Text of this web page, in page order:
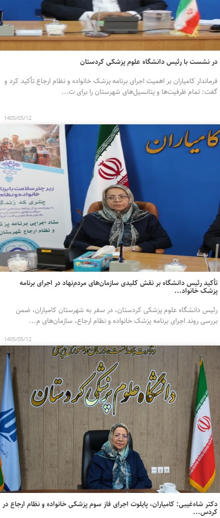
در نشست با رئیس دانشگاه علوم پزشکی کردستان
فرماندار کامیاران بر اهمیت اجرای برنامه پزشک خانواده و نظام ارجاع تأکید کرد و
گفت: تمام ظرفیت‌ها و پتانسیل‌های شهرستان را برای ت...
1405/05/12
تأکید رئیس دانشگاه بر نقش کلیدی سازمان‌های مردم‌نهاد در اجرای برنامه
پزشک خانواد...
رئیس دانشگاه علوم پزشکی کردستان، در سفر به شهرستان کامیاران، ضمن
بررسی روند اجرای برنامه پزشک خانواده و نظام ارجاع، سازمان‌های م...
1405/05/12
دکتر شاه‌غیبی: کامیاران، پایلوت اجرای فاز سوم پزشکی خانواده و نظام ارجاع در
کردس...